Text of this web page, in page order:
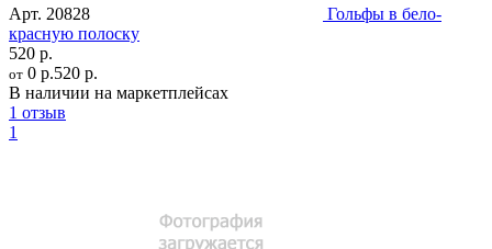
Арт. 20828
Гольфы в бело-
красную полоску
520 р.
от 0 р.520 р.
В наличии на маркетплейсах
1 отзыв
1